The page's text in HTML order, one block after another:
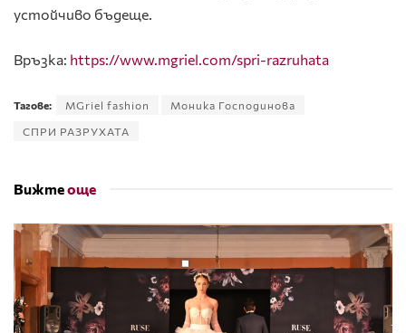
устойчиво бъдеще.
Връзка: https://www.mgriel.com/spri-razruhata
Тагове: MGriel fashion Моника Господинова
СПРИ РАЗРУХАТА
Вижтеоще